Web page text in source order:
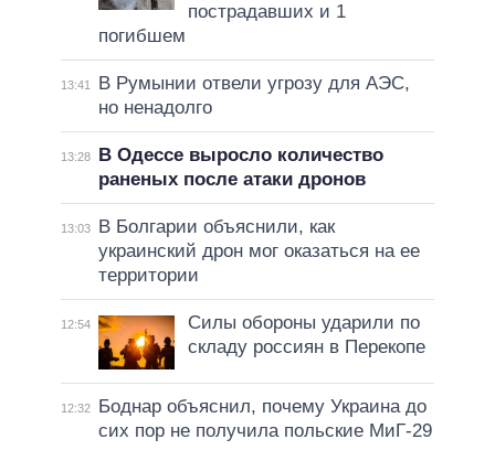
пострадавших и 1
погибшем
13:41
В Румынии отвели угрозу для АЭС,
но ненадолго
13:28
В Одессе выросло количество
раненых после атаки дронов
13:03
В Болгарии объяснили, как
украинский дрон мог оказаться на ее
территории
12:54
Силы обороны ударили по
складу россиян в Перекопе
12:32
Боднар объяснил, почему Украина до
сих пор не получила польские МиГ-29